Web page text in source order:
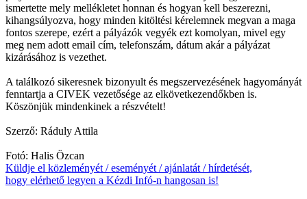
ismertette mely mellékletet honnan és hogyan kell beszerezni,
kihangsúlyozva, hogy minden kitöltési kérelemnek megvan a maga
fontos szerepe, ezért a pályázók vegyék ezt komolyan, mivel egy
meg nem adott email cím, telefonszám, dátum akár a pályázat
kizárásához is vezethet.
A találkozó sikeresnek bizonyult és megszervezésének hagyományát
fenntartja a CIVEK vezetősége az elkövetkezendőkben is.
Köszönjük mindenkinek a részvételt!
Szerző: Ráduly Attila
Fotó: Halis Özcan
Küldje el közleményét / eseményét / ajánlatát / hírdetését,
hogy elérhető legyen a Kézdi Infó-n hangosan is!